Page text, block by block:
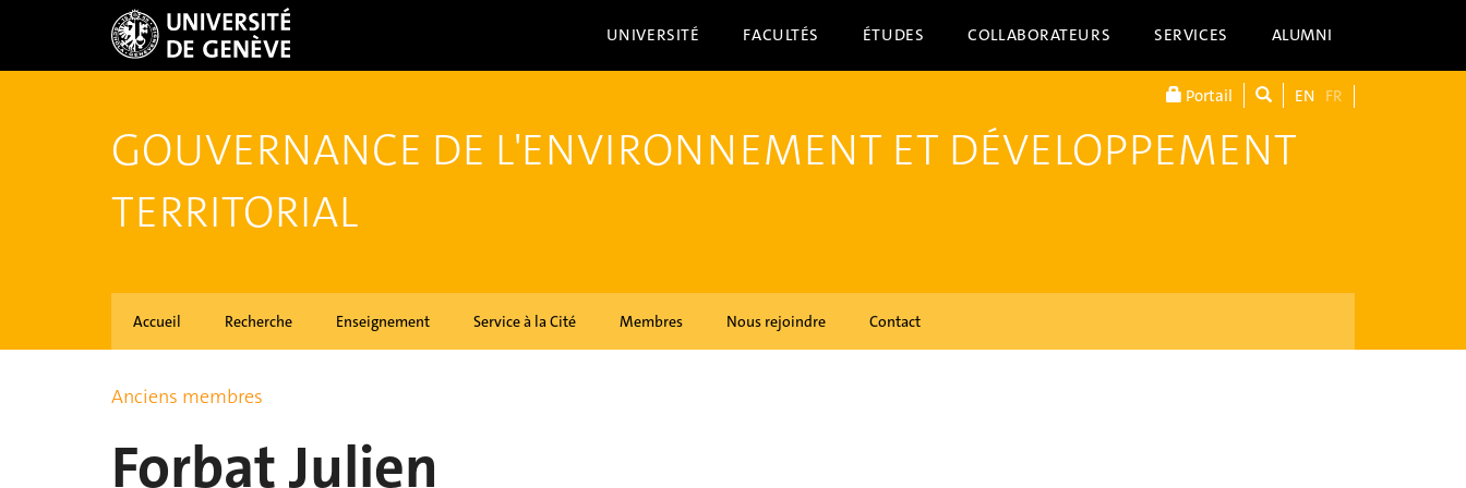
UNIVERSITÉ FACULTÉS ÉTUDES COLLABORATEURS SERVICES ALUMNI
Portail EN FR
GOUVERNANCE DE L'ENVIRONNEMENT ET DÉVELOPPEMENT
TERRITORIAL
Accueil Recherche Enseignement Service à la Cité Membres Nous rejoindre Contact
Anciens membres
Forbat Julien